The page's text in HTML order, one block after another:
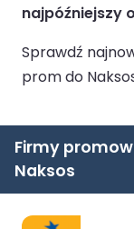
najpóźniejszy
Sprawdź
prom do
Firmy
Naksos